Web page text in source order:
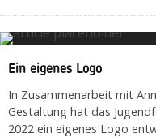
Ein eigenes Logo
In Zusammenarbeit mit
Gestaltung hat das
2022 ein eigenes Logo